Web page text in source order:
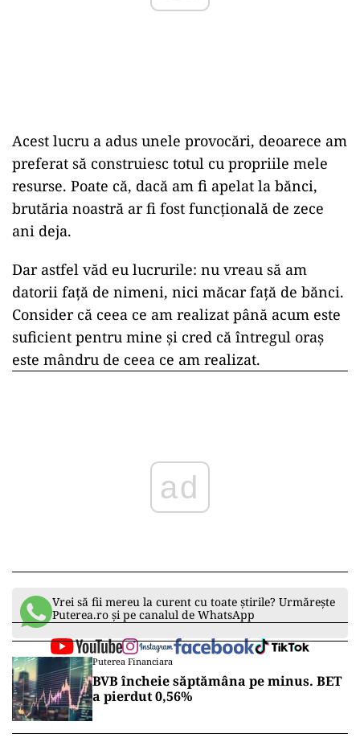
Acest lucru a adus unele provocări, deoarece am
preferat să construiesc totul cu propriile mele
resurse. Poate că, dacă am fi apelat la bănci,
brutăria noastră ar fi fost funcțională de zece
ani deja.
Dar astfel văd eu lucrurile: nu vreau să am
datorii față de nimeni, nici măcar față de bănci.
Consider că ceea ce am realizat până acum este
suficient pentru mine și cred că întregul oraș
este mândru de ceea ce am realizat.
ad
Vrei să fii mereu la curent cu toate știrile? Urmărește
Puterea.ro și pe canalul de WhatsApp
Puterea Financiara
BVB încheie săptămâna pe minus. BET
a pierdut 0,56%